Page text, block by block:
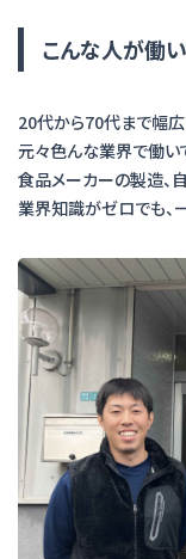
こんな人が働
20代から70代まで幅広
元々色んな業界で働い
食品メーカーの製造、
業界知識がゼロでも、